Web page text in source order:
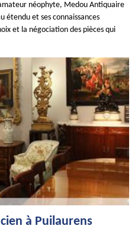
néophyte, Medou Antiquaire
étendu et ses connaissances
et la négociation des pièces qui
à Puilaurens